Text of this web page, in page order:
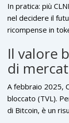
governance si
ai classici modelli
ma adattato per
In pratica: più
nel decidere il
ricompense in
Il valore
di
A febbraio 2025,
bloccato (TVL).
di Bitcoin, è un